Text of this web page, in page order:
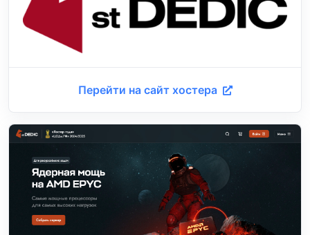
Перейти на сайт хостера